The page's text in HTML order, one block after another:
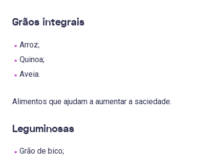
Grãos integrais
Arroz;
Quinoa;
Aveia.
Alimentos que ajudam a aumentar a saciedade.
Leguminosas
Grão de bico;